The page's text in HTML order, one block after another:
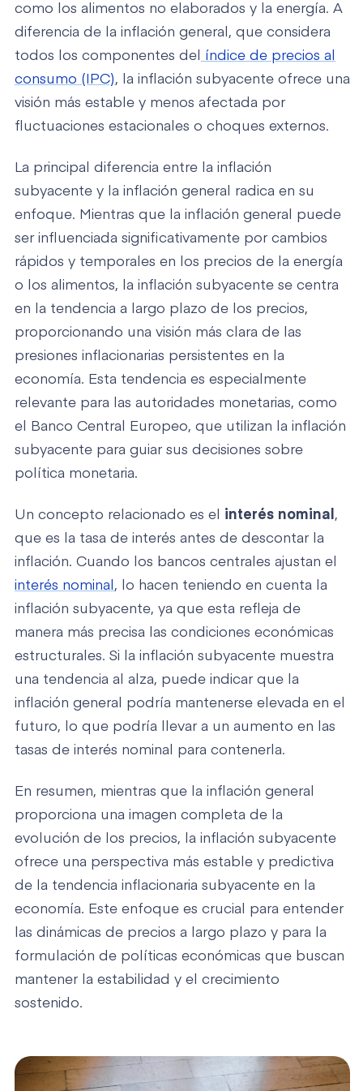
como los alimentos no elaborados y la energía. A
diferencia de la inflación general, que considera
todos los componentes del
índice de precios al
consumo (IPC), la inflación subyacente ofrece una
visión más estable y menos afectada por
fluctuaciones estacionales o choques externos.
La principal diferencia entre la inflación
subyacente y la inflación general radica en su
enfoque. Mientras que la inflación general puede
ser influenciada significativamente por cambios
rápidos y temporales en los precios de la energía
o los alimentos, la inflación subyacente se centra
en la tendencia a largo plazo de los precios,
proporcionando una visión más clara de las
presiones inflacionarias persistentes en la
economía. Esta tendencia es especialmente
relevante para las autoridades monetarias, como
el Banco Central Europeo, que utilizan la inflación
subyacente para guiar sus decisiones sobre
política monetaria.
Un concepto relacionado es el interés nominal ,
que es la tasa de interés antes de descontar la
inflación. Cuando los bancos centrales ajustan el
interés nominal , lo hacen teniendo en cuenta la
inflación subyacente, ya que esta refleja de
manera más precisa las condiciones económicas
estructurales. Si la inflación subyacente muestra
una tendencia al alza, puede indicar que la
inflación general podría mantenerse elevada en el
futuro, lo que podría llevar a un aumento en las
tasas de interés nominal para contenerla.
En resumen, mientras que la inflación general
proporciona una imagen completa de la
evolución de los precios, la inflación subyacente
ofrece una perspectiva más estable y predictiva
de la tendencia inflacionaria subyacente en la
economía. Este enfoque es crucial para entender
las dinámicas de precios a largo plazo y para la
formulación de políticas económicas que buscan
mantener la estabilidad y el crecimiento
sostenido.